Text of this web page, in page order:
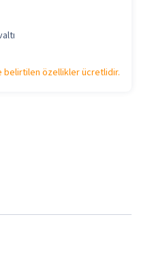
belirtilen özellikler ücretlidir.